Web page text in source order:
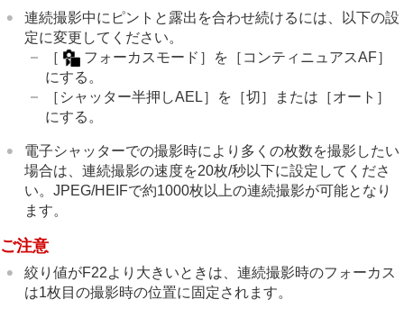
連続撮影中にピントと露出を合わせ続けるには、以下の設
定に変更してください。
［
フォーカスモード］ を ［コンティニュアスAF］
にする。
［シャッター半押しAEL］
を ［切］ または ［オート］
にする。
電子シャッターでの撮影時により多くの枚数を撮影したい
場合は、連続撮影の速度を20枚/秒以下に設定してくださ
い。JPEG/HEIFで約1000枚以上の連続撮影が可能となり
ます。
ご注意
絞り値がF22より大きいときは、連続撮影時のフォーカス
は1枚目の撮影時の位置に固定されます。